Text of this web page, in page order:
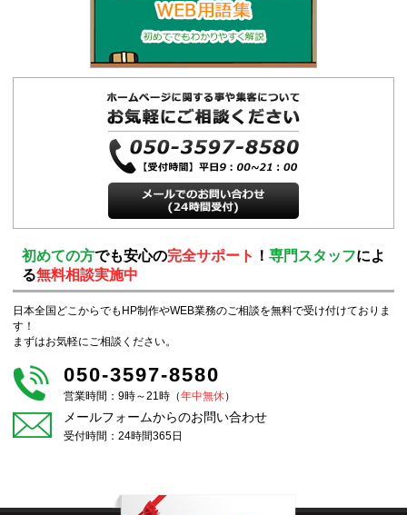
初めての方でも安心の完全サポート ！ 専門スタッフによ
る無料相談実施中
日本全国どこからでもHP制作やWEB業務のご相談を無料で受け付けておりま
す！
まずはお気軽にご相談ください。
050-3597-8580
営業時間：9時～21時（年中無休）
メールフォームからのお問い合わせ
受付時間：24時間365日